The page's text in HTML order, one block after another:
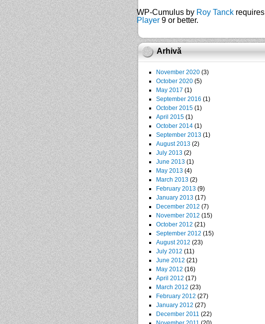
WP-Cumulus by Roy Tanck requires
Player 9 or better.
Arhivă
November 2020(3)
October 2020(5)
May 2017 (1)
September 2016 (1)
October 2015(1)
April 2015(1)
October 2014(1)
September 2013(1)
August 2013(2)
July 2013(2)
June 2013(1)
May 2013(4)
March 2013(2)
February 2013(9)
January 2013(17)
December 2012 (7)
November 2012 (15)
October 2012 (21)
September 2012 (15)
August 2012 (23)
July 2012 (11)
June 2012 (21)
May 2012 (16)
April 2012 (17)
March 2012 (23)
February 2012 (27)
January 2012 (27)
December 2011 (22)